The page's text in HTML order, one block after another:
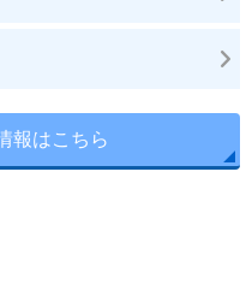
報はこちら